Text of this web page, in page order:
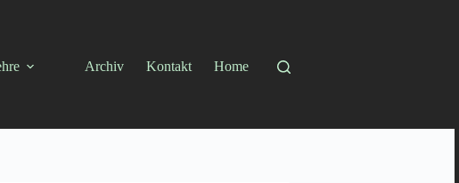
Archiv Kontakt Home